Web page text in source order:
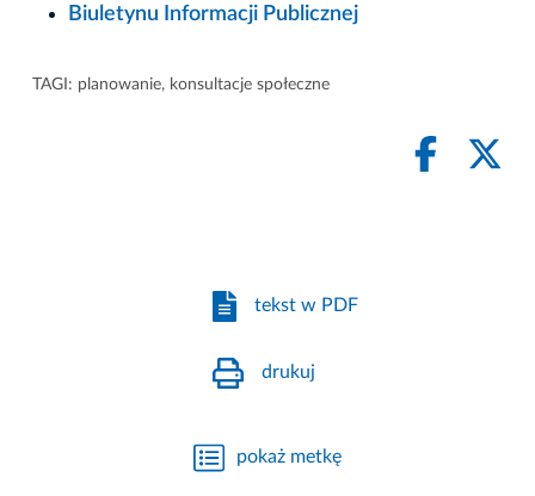
Biuletynu Informacji Publicznej
TAGI: planowanie, konsultacje społeczne
tekst w PDF
drukuj
pokaż metkę